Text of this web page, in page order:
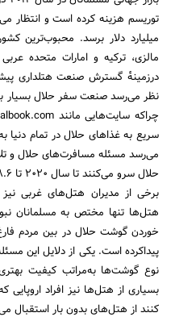
میلیارد دلار برسد. محبوب‌ترین
مالزی، ترکیه و امارات متحده
درزمینهٔ گسترش صنعت هتلداری
نظر می‌رسد صنعت سفر حلال بسیار
سریع به غذاهای حلال در تمام
می‌رسد مسئله مسافرت‌های حلال و
حلال سرو می‌کنند تا سال 2020 تا 8.6 درصد رشد داشته باشد.
برخی از مدیران هتل‌های غربی
هتل‌ها تنها مختص به مسلمانان
خوردن گوشت حلال در بین مردم
پیداکرده است. یکی از دلایل این
نوع گوشت‌ها به‌مراتب کیفیت
بسیاری از هتل‌ها نیز افراد
کنند از هتل‌های بدون بار استقبال